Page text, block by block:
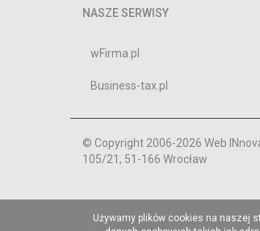
NASZE SERWISY
wFirma.pl
Business-tax.pl
© Copyright 2006-2026 Web
105/21, 51-166 Wrocław
Używamy plików cookies na naszej